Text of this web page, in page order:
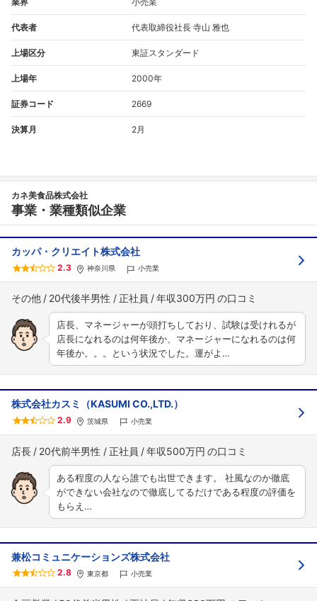
代表者 代表取締役社長 寺山 雅也
上場区分 東証スタンダード
上場年 2000年
証券コード 2669
決算月 2月
カネ美食品株式会社
事業・業種類似企業
カッパ・クリエイト株式会社
2.3 神奈川県 小売業
その他 20代後半男性 正社員 年収300万円
店長、マネージャーが頭打ちしており、試験は受けれるが
店長になれるのは何年後か、マネージャーになれるのは何
年後か。。。という状況でした。運がよ…
株式会社カスミ（KASUMI CO.,LTD.）
2.9 茨城県 小売業
店長 20代前半男性 正社員 年収500万円
ある程度の人なら誰でも出世できます。 社風なのか徹底
ができない会社なので徹底してるだけである程度の評価を
もらえ…
兼松コミュニケーションズ株式会社
2.8 東京都 小売業